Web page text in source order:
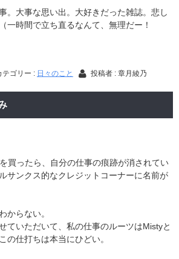
。大事な思い出。大好きだった雑誌。悲し
一時間で立ち直るなんて、無理だー！
テゴリー : 日々のこと 投稿者 : 章月綾乃
買ったら、自分の仕事の痕跡が消されてい
サンクス的なクレジットコーナーに名前が
からない。
ていただいて、私の仕事のルーツはMistyと
の仕打ちは本当にひどい。